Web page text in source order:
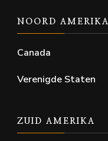
NOORD AMERIKA
Canada
Verenigde Staten
ZUID AMERIKA